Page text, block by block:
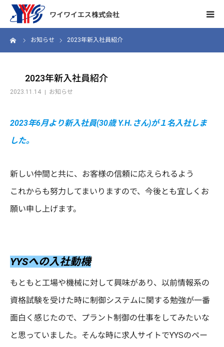
お知らせ 2023年新入社員紹介
2023年新入社員紹介
2023.11.14 お知らせ
2023年6月より新入社員(30歳 Y.H.さん)が１名入社しま
した。
新しい仲間と共に、お客様の信頼に応えられるよう
これからも努力してまいりますので、今後とも宜しくお
願い申し上げます。
YYSへの入社動機
もともと工場や機械に対して興味があり、以前情報系の
資格試験を受けた時に制御システムに関する勉強が一番
面白く感じたので、プラント制御の仕事をしてみたいな
と思っていました。そんな時に求人サイトでYYSのペー
会社概要
お知らせ
数字で見るYYS